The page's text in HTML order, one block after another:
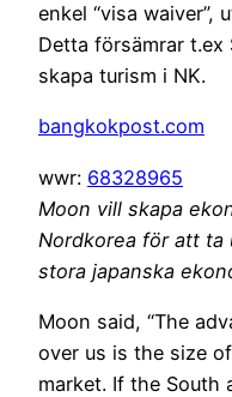
enkel “visa waiver”,
Detta försämrar
skapa turism i NK.
bangkokpost.com
wwr: 68328965
Moon vill skapa
Nordkorea för att ta
stora japanska
Moon said, “The
over us is the size
market. If the South